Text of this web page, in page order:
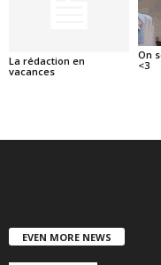
La rédaction en
vacances
On
<3
EVEN MORE NEWS